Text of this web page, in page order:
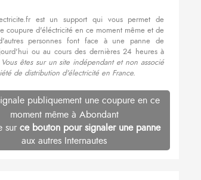
est un support qui vous permet de
coupure d'éléctricité en ce moment même et de
personnes font face à une panne de
ou au cours des dernières 24 heures à
Vous êtes sur un site indépendant et non associé
de distribution d'électricité en France.
publiquement une coupure en ce
moment même à Abondant
sur ce bouton pour signaler une panne
aux autres Internautes